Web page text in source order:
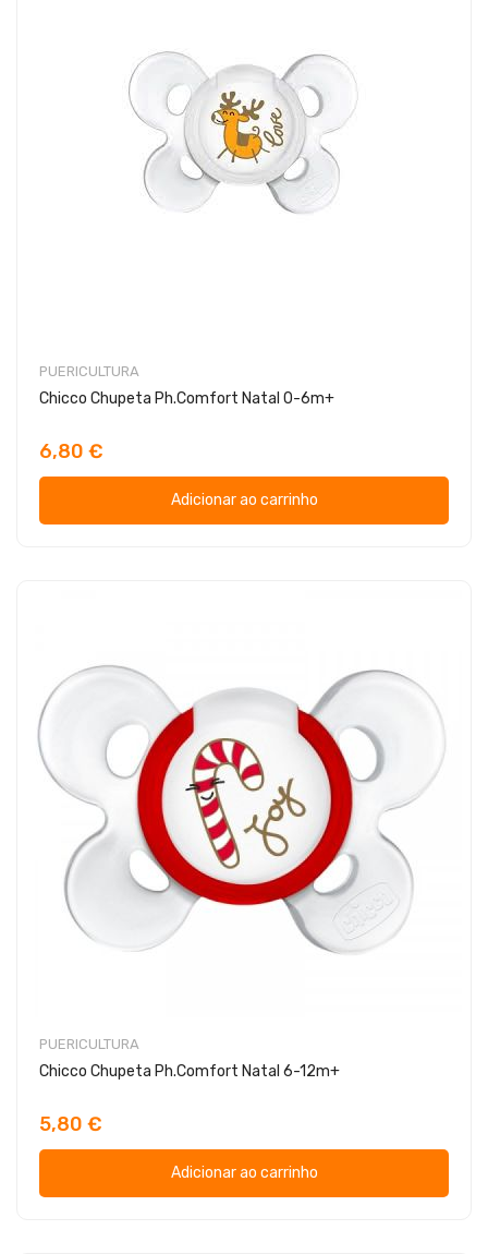
PUERICULTURA
Chicco Chupeta Ph.Comfort Natal 0-6m+
6,80 €
Adicionar ao carrinho
PUERICULTURA
Chicco Chupeta Ph.Comfort Natal 6-12m+
5,80 €
Adicionar ao carrinho